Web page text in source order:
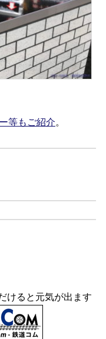
等もご紹介。
けると元気が出ます